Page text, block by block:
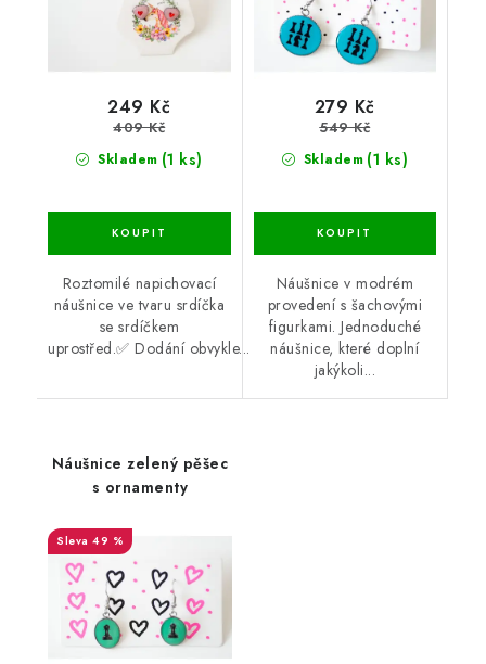
Skladem (1 ks)
249 Kč
409 Kč
Roztomilé napichovací
náušnice ve tvaru srdíčka
se srdíčkem
uprostřed.✅ Dodání obvykle...
Skladem (1 ks)
279 Kč
549 Kč
Náušnice v modrém
provedení s šachovými
figurkami. Jednoduché
náušnice, které doplní
jakýkoli...
Náušnice zelený pěšec
s ornamenty
49 %